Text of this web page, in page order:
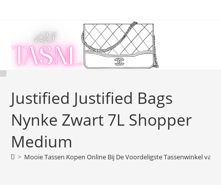
Justified Justified Bags
Nynke Zwart 7L Shopper
Medium
> Mooie Tassen Kopen Online Bij De Voordeligste Tassenwinkel van